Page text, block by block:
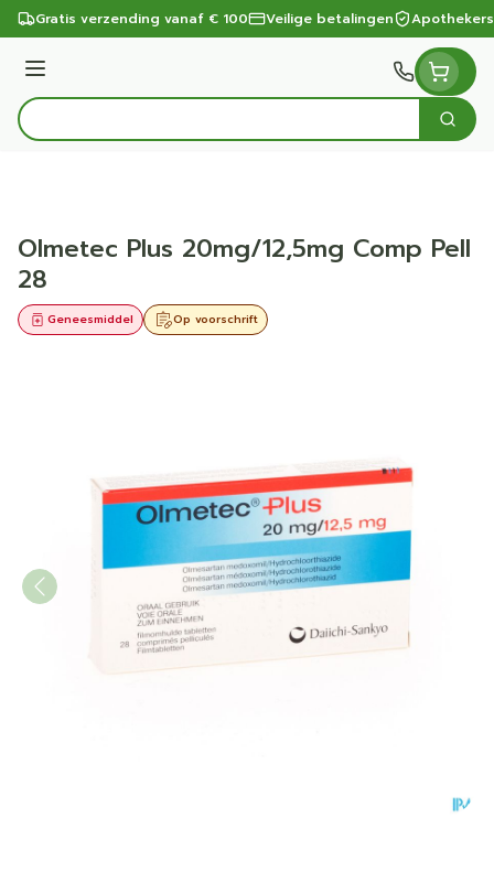
Ga naar de inhoud
Gratis verzending vanaf € 100 Veilige betalingen
Menu
Product, merk, categorie...
Zoek
Olmetec Plus 20mg/12,5mg Comp Pell
28
Op voorschrift
Geneesmiddel